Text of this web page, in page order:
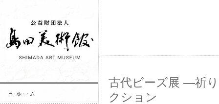
古代ビーズ展 ―祈
クション